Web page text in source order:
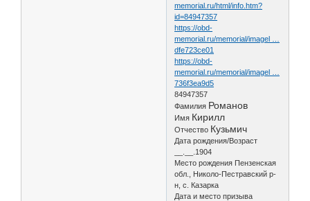
memorial.ru/html/info.htm?
id=84947357
https://obd-
memorial.ru/memorial/imagel …
dfe723ce01
https://obd-
memorial.ru/memorial/imagel …
736f3ea9d5
84947357
Фамилия Романов
Имя Кирилл
Отчество Кузьмич
Дата рождения/Возраст
__.__.1904
Место рождения Пензенская
обл., Николо-Пестравский р-
н, с. Казарка
Дата и место призыва